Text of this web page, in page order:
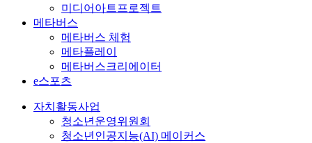
미디어아트프로젝트
메타버스
메타버스 체험
메타플레이
메타버스크리에이터
e스포츠
자치활동사업
청소년운영위원회
청소년인공지능(AI) 메이커스